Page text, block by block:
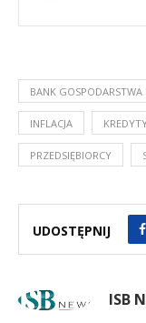
BANK GOSPODARSTWA
INFLACJA
PRZEDSIĘBIORCY
UDOSTĘPNIJ
ISB